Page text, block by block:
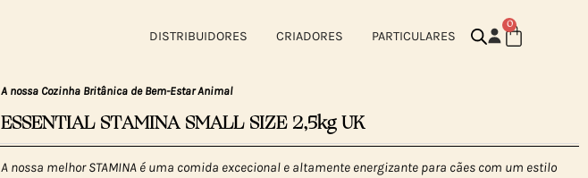
DISTRIBUIDORES CRIADORES PARTICULARES
0
A nossa Cozinha Britânica de Bem-Estar Animal
ESSENTIAL STAMINA SMALL SIZE 2,5kg UK
A nossa melhor STAMINA é uma comida excecional e altamente energizante para cães com um estilo